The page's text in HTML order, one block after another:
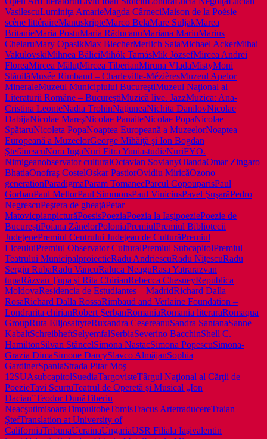
VasilescuLuminiţa AmarieMagda CârneciMaison de la Poésie –
scène littéraireManuskripteMarco BelaMare SuljakMarea
BritanieMaria PostuMaria RăducanuMariana MarinMarius
ChelaruMary OpasikMax BlecherMerlich SaiaMichael AckerMihai
VakulovskiMihnea BâliciMihók TamásMik JózsefMircea Andrei
FloreaMircea MăluţMircea TiberianMiruna VladaMistyMoni
StănilăMusée Rimbaud – Charleville-MézièresMuzeul Apelor
MineraleMuzeul Municipiului BucureştiMuzeul Naţional al
Literaturii Române – BucureştiMuzică live. JazzMuzica: Ana-
Cristina LeonteNadia TrohinNaţiuneaNichita DanilovNicolae
DabijaNicolae MareşNicolae PanaiteNicolae PopaNicolae
SpătaruNicoleta PopaNoaptea Europeană a MuzeelorNoaptea
Europeană a MuzeelorGeorge Mihăiţă şi Ion Bogdan
ŞtefănescuNora IugaNuri Fitra YuniastudieNuriFYO.
Nimigeanobservator culturalOctavian SovianyOlandaOmar Zingaro
BhatiaOnofraş CostelOskar PastiorOvidiu MiricăOzono
generationParadigmaParam TomanecParcul CopouparisPaul
GorbanPaul MellorPaul SimmonsPaul ViniciusPavel ŞuşarăPedro
NegrescuPeştera de gheaţăPetar
MatovicpianpicturăPoesisPoeziaPoezia la IaşipoeziePoezie de
BucureştiPoiana ZânelorPoloniaPremiulPremiul Bibliotecii
JudeţenePremiul Centrului Judeţean de CulturăPremiul
LiceuluiPremiul Observator CulturalPremiul SubcapitolPremiul
Teatrului MunicipalproiectieRadu AndriescuRadu NiţescuRadu
Sergiu RubaRadu VancuRaluca NeaguRasa Yatrarazvan
tupaRăzvan Ţupa şi Rita ChirianRebecca ChesneyRepublica
MoldovaResidencia de Estudiantes – MadridRichard Dalla
RosaRichard Dalla RossaRimbaud and Verlaine Foundation –
Londrarita chirianRobert ŞerbanRomaniaRomania literaraRomaqua
GroupRuta ElijosaityteRuxandra CesereanuSandra SantanaSanne
KabaltSchreibheftSelyemfalSerbiaSeverino BacchinShell C.
HamiltonSilvan StâncelSimona NastacSimona PopescuSimona-
Grazia DimaSimone DarcySlavco AlmăjanSophia
GardinerSpaniaStrada Pitar Moş
12SUAsubcapitolSuediaTargovisteTârgul Naţional al Cărţii de
PoezieTavi ScurtuTeatrul de Operetă şi Musical „Ion
Dacian”Teodor DunăTiberiu
NeacşutimisoaraTimpultobeTomisTracus ArtetraducereTraian
ŞtefTranslation at University of
CaliforniaTribunaUcrainaUngariaUSR Filiala Iaşivalentin